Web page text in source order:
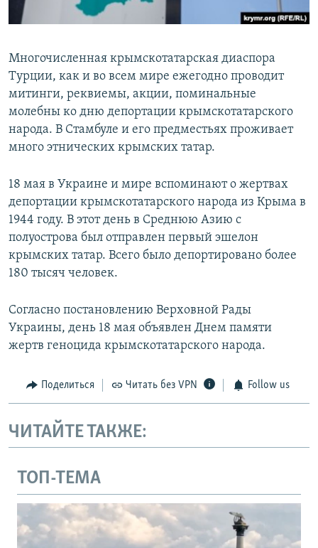
Многочисленная крымскотатарская диаспора
Турции, как и во всем мире ежегодно проводит
митинги, реквиемы, акции, поминальные
молебны ко дню депортации крымскотатарского
народа. В Стамбуле и его предместьях проживает
много этнических крымских татар.
18 мая в Украине и мире вспоминают о жертвах
депортации крымскотатарского народа из Крыма в
1944 году. В этот день в Среднюю Азию с
полуострова был отправлен первый эшелон
крымских татар. Всего было депортировано более
180 тысяч человек.
Согласно постановлению Верховной Рады
Украины, день 18 мая объявлен Днем памяти
жертв геноцида крымскотатарского народа.
Поделиться Читать без VPN Follow us
ЧИТАЙТЕ ТАКЖЕ:
ТОП-ТЕМА